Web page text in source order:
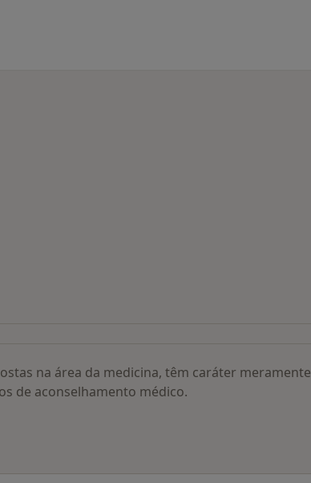
na área da medicina, têm caráter meramente
de aconselhamento médico.